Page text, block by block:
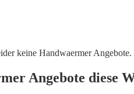
keine Handwaermer
Angebote diese